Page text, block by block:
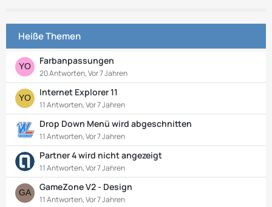
Heiße Themen
Farbanpassungen
20 Antworten, Vor 7 Jahren
Internet Explorer 11
11 Antworten, Vor 7 Jahren
Drop Down Menü wird abgeschnitten
11 Antworten, Vor 7 Jahren
Partner 4 wird nicht angezeigt
11 Antworten, Vor 7 Jahren
GameZone V2 - Design
11 Antworten, Vor 7 Jahren